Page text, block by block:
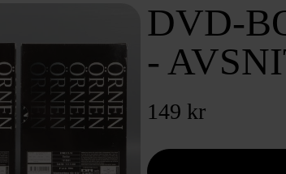
DVD-
-
149 kr